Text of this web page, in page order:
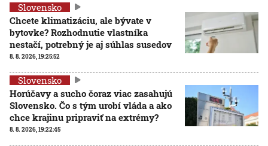
Slovensko
Chcete klimatizáciu, ale bývate v
bytovke? Rozhodnutie vlastníka
nestačí, potrebný je aj súhlas susedov
8. 8. 2026, 19:25:52
Slovensko
Horúčavy a sucho čoraz viac zasahujú
Slovensko. Čo s tým urobí vláda a ako
chce krajinu pripraviť na extrémy?
8. 8. 2026, 19:22:45